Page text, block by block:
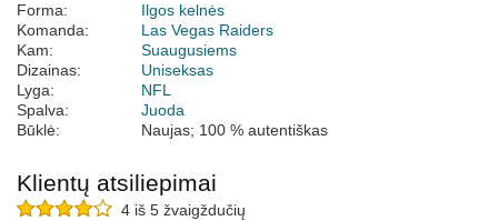
Forma:
Ilgos kelnės
Komanda:
Las Vegas Raiders
Kam:
Suaugusiems
Dizainas:
Uniseksas
Lyga:
NFL
Spalva:
Juoda
Būklė:
Naujas; 100 % autentiškas
Klientų atsiliepimai
4 iš 5 žvaigždučių